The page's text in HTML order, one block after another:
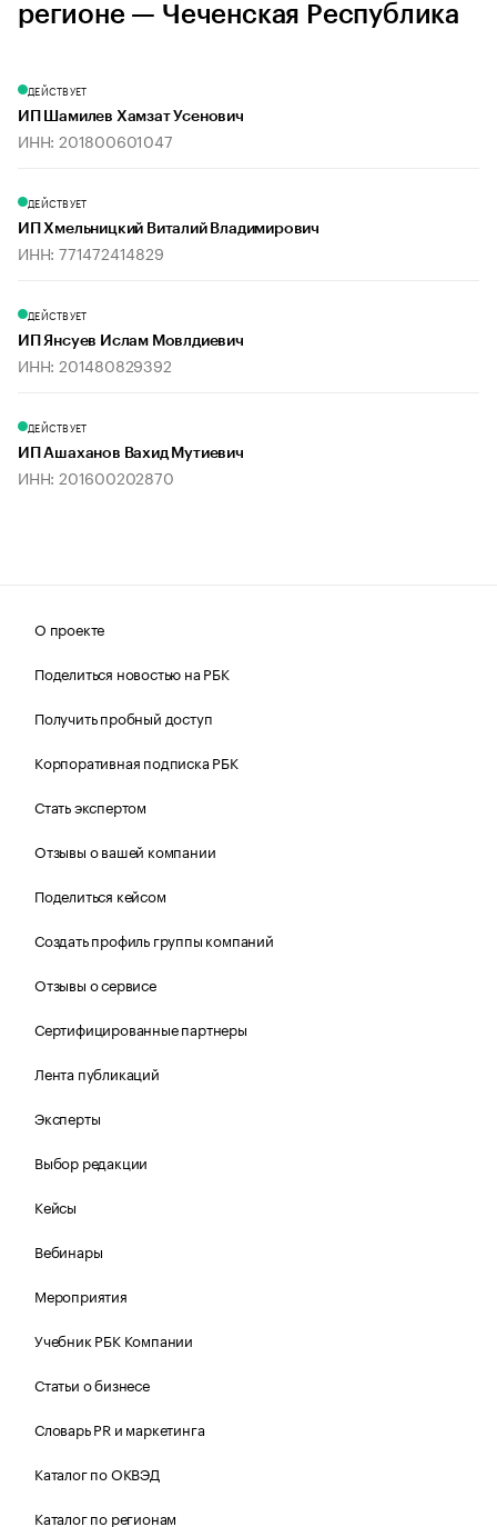
регионе — Чеченская Республика
ДЕЙСТВУЕТ
ИП Шамилев Хамзат Усенович
ИНН: 201800601047
ДЕЙСТВУЕТ
ИП Хмельницкий Виталий Владимирович
ИНН: 771472414829
ДЕЙСТВУЕТ
ИП Янсуев Ислам Мовлдиевич
ИНН: 201480829392
ДЕЙСТВУЕТ
ИП Ашаханов Вахид Мутиевич
ИНН: 201600202870
О проекте
Поделиться новостью на РБК
Получить пробный доступ
Корпоративная подписка РБК
Стать экспертом
Отзывы о вашей компании
Поделиться кейсом
Создать профиль группы компаний
Отзывы о сервисе
Сертифицированные партнеры
Лента публикаций
Эксперты
Выбор редакции
Кейсы
Вебинары
Мероприятия
Учебник РБК Компании
Статьи о бизнесе
Словарь PR и маркетинга
Каталог по ОКВЭД
Каталог по регионам